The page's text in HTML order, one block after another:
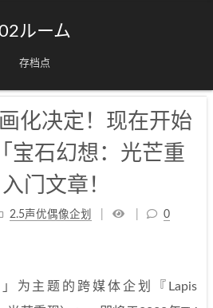
ルーム
存档点
化决定！现在开始
宝石幻想：光芒重
门文章！
2.5声优偶像企划 0
为主题的跨媒体企划『Lapis